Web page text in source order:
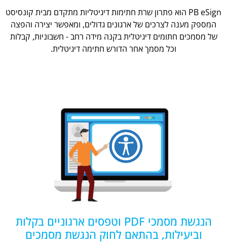
PB eSign הוא פתרון שרת חתימות דיגיטליות מתקדם מבית קונסיסט
המספק מענה לצרכים של ארגונים גדולים, ומאפשר יצירה והפצה
של מסמכים חתומים דיגיטלית בקנה מידה רחב - חשבוניות, קבלות
וכל מסמך אחר הדורש חתימה דיגיטלית.
הנגשת מסמכי PDF וטפסים ארגוניים בקלות
וביעילות, בהתאם לחוק הנגשת מסמכים